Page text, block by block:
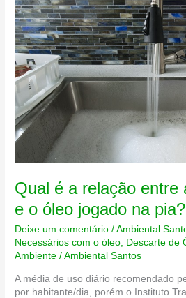
Qual é a relação entre
e o óleo jogado na pia?
Deixe um comentário /Ambiental
Necessários com o óleo, Descarte de
Ambiente /Ambiental Santos
A média de uso diário recomendado
por habitante/dia, porém o Instituto